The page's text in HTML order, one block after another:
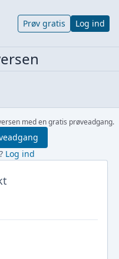
Prøv gratis Log ind
med en gratis prøveadgang.
Log ind